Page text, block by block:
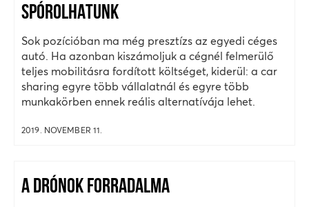
SPÓROLHATUNK
Sok pozícióban ma még presztízs az egyedi céges
autó. Ha azonban kiszámoljuk a cégnél felmerülő
teljes mobilitásra fordított költséget, kiderül: a car
sharing egyre több vállalatnál és egyre több
munkakörben ennek reális alternatívája lehet.
2019. NOVEMBER 11.
A DRÓNOK FORRADALMA